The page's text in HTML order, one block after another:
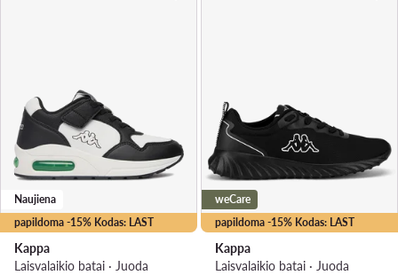
papildoma -15% Kodas: LAST
Naujiena
Kappa
Laisvalaikio batai · Juoda
papildoma -15% Kodas: LAST
weCare
Kappa
Laisvalaikio batai · Juoda